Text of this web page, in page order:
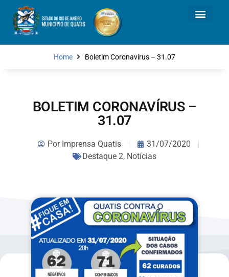
Home Boletim Coronavírus – 31.07
BOLETIM CORONAVÍRUS –
31.07
PorImprensa Quatis
31/07/2020
Destaque 2, Notícias